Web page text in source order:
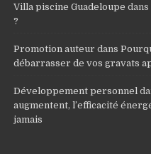
Villa piscine Guadeloupe dans
?
Promotion auteur dans
débarrasser de vos gravats
Développement personnel
augmentent, l’efficacité
jamais